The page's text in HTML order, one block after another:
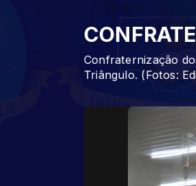
Confraternização
Triângulo. (Fotos: